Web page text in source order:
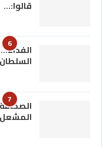
قالوا:…
6
7
المشعل